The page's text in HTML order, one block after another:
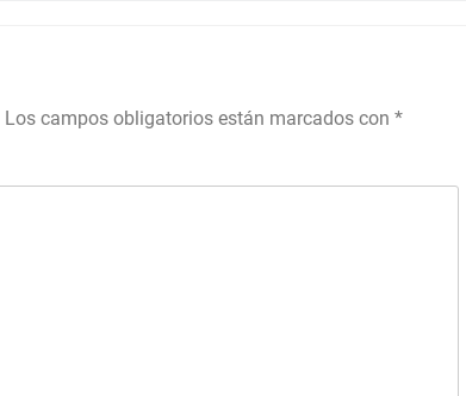
Los campos obligatorios están marcados con *